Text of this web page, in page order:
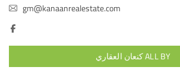
gm@kanaanrealestate.com
ALL BY كنعان العقاري